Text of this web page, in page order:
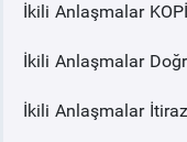
BÜLTENLER
İkili Anlaşmalar
İkili
İkili